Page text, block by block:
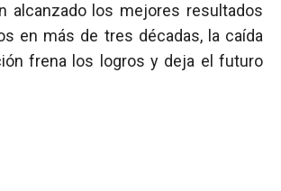
alcanzado los mejores resultados
en más de tres décadas, la caída
frena los logros y deja el futuro